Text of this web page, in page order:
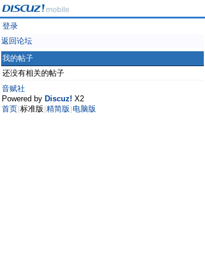
登录
返回论坛
我的帖子
还没有相关的帖子
音赋社
Powered by Discuz! X2
首页 标准版 精简版 电脑版